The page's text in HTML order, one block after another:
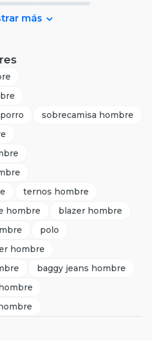
más
sobrecamisa hombre
ternos hombre
hombre
blazer hombre
polo
hombre
baggy jeans hombre